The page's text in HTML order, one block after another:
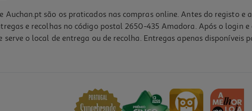
Auchan.pt são os praticados nas compras online. Antes do registo
e recolhas no código postal 2650-435 Amadora. Após o login
serve o local de entrega ou de recolha. Entregas apenas